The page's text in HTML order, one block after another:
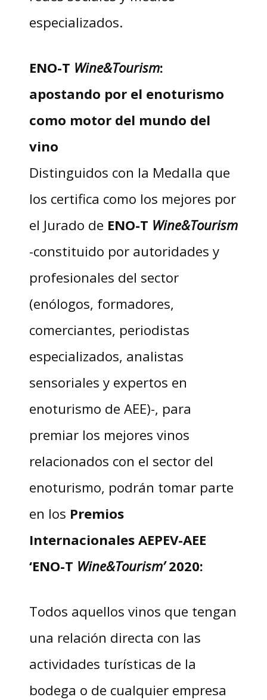
especializados.
ENO-T Wine&Tourism:
apostando por el enoturismo
como motor del mundo del
vino
Distinguidos con la Medalla que
los certifica como los mejores por
el Jurado de ENO-T Wine&Tourism
-constituido por autoridades y
profesionales del sector
(enólogos, formadores,
comerciantes, periodistas
especializados, analistas
sensoriales y expertos en
enoturismo de AEE)-, para
premiar los mejores vinos
relacionados con el sector del
enoturismo, podrán tomar parte
en los Premios
Internacionales AEPEV-AEE
‘ENO-T Wine&Tourism’2020:
Todos aquellos vinos que tengan
una relación directa con las
actividades turísticas de la
bodega o de cualquier empresa